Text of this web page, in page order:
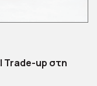
Trade-up στη